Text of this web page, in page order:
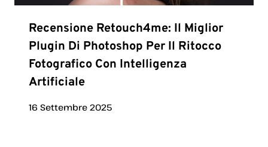
Recensione Retouch4me: Il Miglior
Plugin Di Photoshop Per Il Ritocco
Fotografico Con Intelligenza
Artificiale
16 Settembre 2025